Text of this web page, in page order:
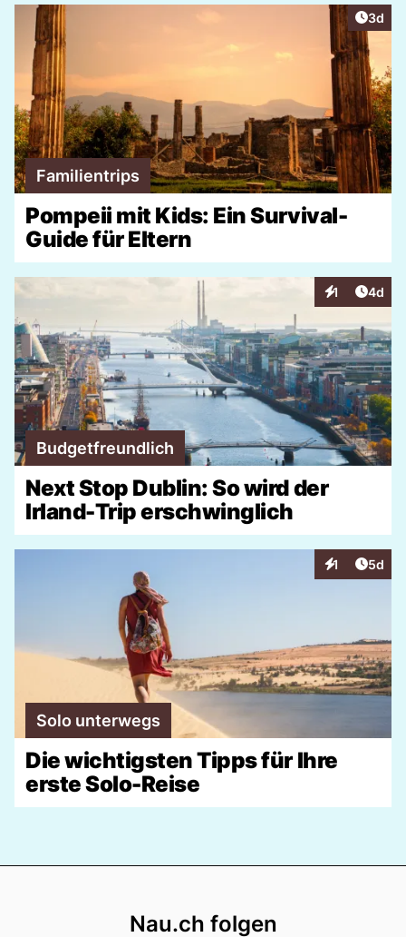
3d
Familientrips
Pompeii mit Kids: Ein Survival-
Guide für Eltern
1
Interaktionen
4d
Budgetfreundlich
Next Stop Dublin: So wird der
Irland-Trip erschwinglich
1
Interaktionen
5d
Solo unterwegs
Die wichtigsten Tipps für Ihre
erste Solo-Reise
Nau.ch folgen